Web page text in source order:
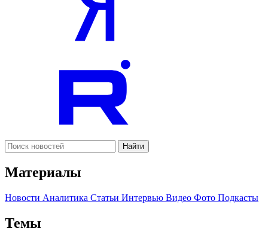
Найти
Материалы
Новости Аналитика Статьи Интервью Видео Фото Подкасты
Темы